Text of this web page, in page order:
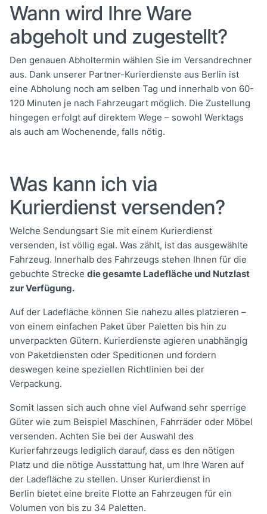
Wann wird Ihre Ware
abgeholt und zugestellt?
Den genauen Abholtermin wählen Sie im Versandrechner
aus. Dank unserer Partner-Kurierdienste aus Berlin ist
eine Abholung noch am selben Tag und innerhalb von 60-
120 Minuten je nach Fahrzeugart möglich. Die Zustellung
hingegen erfolgt auf direktem Wege – sowohl Werktags
als auch am Wochenende, falls nötig.
Was kann ich via
Kurierdienst versenden?
Welche Sendungsart Sie mit einem Kurierdienst
versenden, ist völlig egal. Was zählt, ist das ausgewählte
Fahrzeug. Innerhalb des Fahrzeugs stehen Ihnen für die
gebuchte Strecke die gesamte Ladefläche und Nutzlast
zur Verfügung.
Auf der Ladefläche können Sie nahezu alles platzieren –
von einem einfachen Paket über Paletten bis hin zu
unverpackten Gütern. Kurierdienste agieren unabhängig
von Paketdiensten oder Speditionen und fordern
deswegen keine speziellen Richtlinien bei der
Verpackung.
Somit lassen sich auch ohne viel Aufwand sehr sperrige
Güter wie zum Beispiel Maschinen, Fahrräder oder Möbel
versenden. Achten Sie bei der Auswahl des
Kurierfahrzeugs lediglich darauf, dass es den nötigen
Platz und die nötige Ausstattung hat, um Ihre Waren auf
der Ladefläche zu stellen. Unser Kurierdienst in
Berlin bietet eine breite Flotte an Fahrzeugen für ein
Volumen von bis zu 34 Paletten.